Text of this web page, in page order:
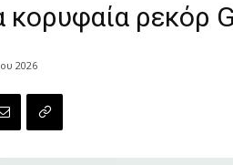
κορυφαία
2026